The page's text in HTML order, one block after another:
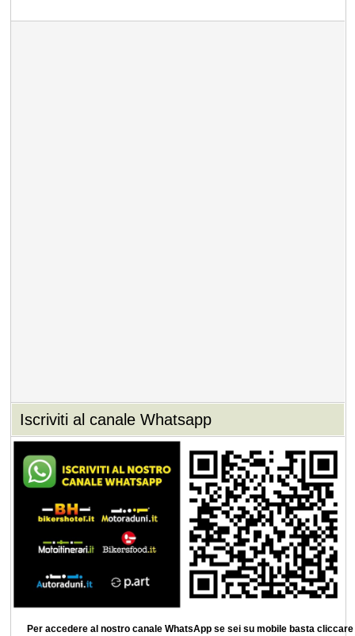
Iscriviti al canale Whatsapp
Per accedere al nostro canale WhatsApp se sei su mobile basta cliccare